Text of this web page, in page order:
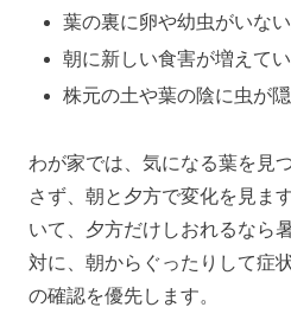
葉の裏に卵や幼虫がいな
朝に新しい食害が増えて
株元の土や葉の陰に虫が
わが家では、気になる葉を見
さず、朝と夕方で変化を見ま
いて、夕方だけしおれるなら
対に、朝からぐったりして症
の確認を優先します。